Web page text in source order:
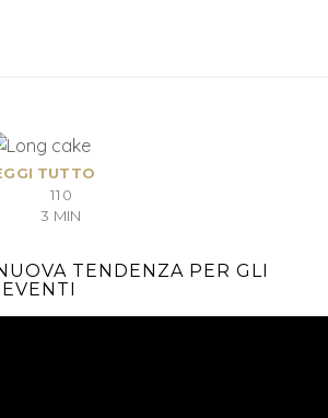
TUTTO
110
3 MIN
TENDENZA PER GLI
EVENTI